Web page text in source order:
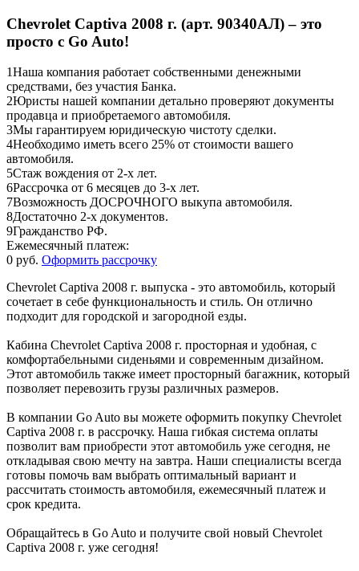
Chevrolet Captiva 2008 г. (арт. 90340АЛ) – это
просто с Go Auto!
1Наша компания работает собственными денежными
средствами, без участия Банка.
2Юристы нашей компании детально проверяют документы
продавца и приобретаемого автомобиля.
3Мы гарантируем юридическую чистоту сделки.
4Необходимо иметь всего 25% от стоимости вашего
автомобиля.
5Стаж вождения от 2-х лет.
6Рассрочка от 6 месяцев до 3-х лет.
7Возможность ДОСРОЧНОГО выкупа автомобиля.
8Достаточно 2-х документов.
9Гражданство РФ.
Ежемесячный платеж:
0 руб. Оформить рассрочку
Chevrolet Captiva 2008 г. выпуска - это автомобиль, который
сочетает в себе функциональность и стиль. Он отлично
подходит для городской и загородной езды.
Кабина Chevrolet Captiva 2008 г. просторная и удобная, с
комфортабельными сиденьями и современным дизайном.
Этот автомобиль также имеет просторный багажник, который
позволяет перевозить грузы различных размеров.
В компании Go Auto вы можете оформить покупку Chevrolet
Captiva 2008 г. в рассрочку. Наша гибкая система оплаты
позволит вам приобрести этот автомобиль уже сегодня, не
откладывая свою мечту на завтра. Наши специалисты всегда
готовы помочь вам выбрать оптимальный вариант и
рассчитать стоимость автомобиля, ежемесячный платеж и
срок кредита.
Обращайтесь в Go Auto и получите свой новый Chevrolet
Captiva 2008 г. уже сегодня!